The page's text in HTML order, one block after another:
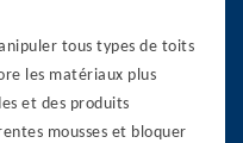
tous types de toits
les matériaux plus
et des produits
mousses et bloquer